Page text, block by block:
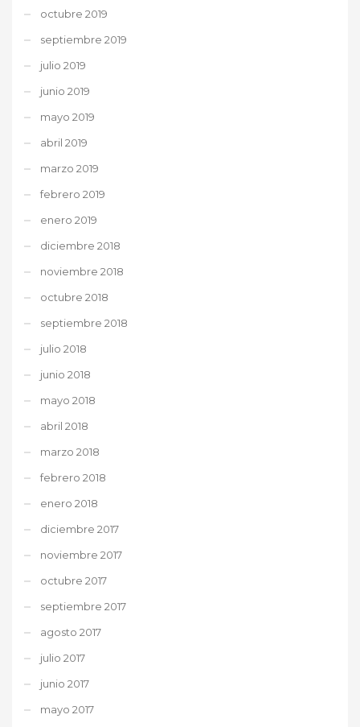
octubre 2019
septiembre 2019
julio 2019
junio 2019
mayo 2019
abril 2019
marzo 2019
febrero 2019
enero 2019
diciembre 2018
noviembre 2018
octubre 2018
septiembre 2018
julio 2018
junio 2018
mayo 2018
abril 2018
marzo 2018
febrero 2018
enero 2018
diciembre 2017
noviembre 2017
octubre 2017
septiembre 2017
agosto 2017
julio 2017
junio 2017
mayo 2017